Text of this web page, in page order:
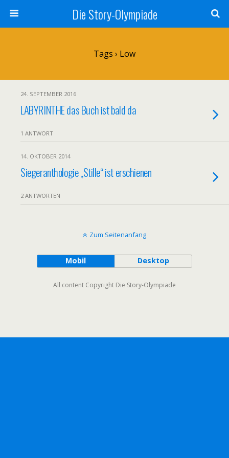
Die Story-Olympiade
Tags › Low
24. SEPTEMBER 2016
LABYRINTHE das Buch ist bald da
1 ANTWORT
14. OKTOBER 2014
Siegeranthologie „Stille“ ist erschienen
2 ANTWORTEN
Zum Seitenanfang
Mobil Desktop
All content Copyright Die Story-Olympiade